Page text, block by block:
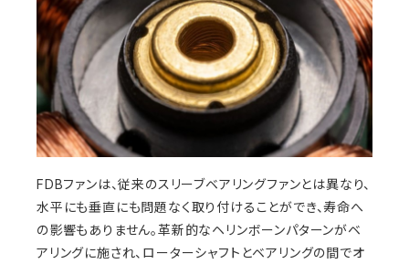
FDBファンは、従来のスリーブベアリングファンとは異なり、
水平にも垂直にも問題なく取り付けることができ、寿命へ
の影響もありません。革新的なヘリンボーンパターンがベ
アリングに施され、ローターシャフトとベアリングの間でオ